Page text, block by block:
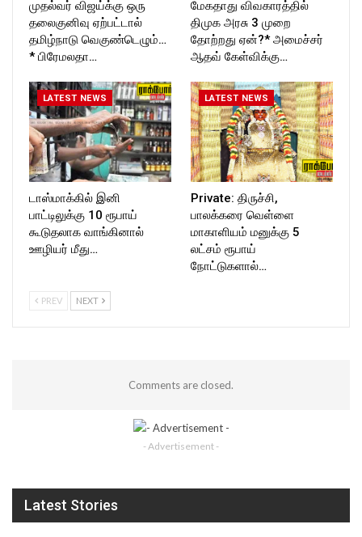
முதல்வர் விஜய்க்கு ஒரு
தலைகுனிவு ஏற்பட்டால்
தமிழ்நாடு வெகுண்டெழும்…
* பிரேமலதா…
மேகதாது விவகாரத்தில்
திமுக அரசு 3 முறை
தோற்றது ஏன்?* அமைச்சர்
ஆதவ் கேள்விக்கு…
LATEST NEWS
டாஸ்மாக்கில் இனி
பாட்டிலுக்கு 10 ரூபாய்
கூடுதலாக வாங்கினால்
ஊழியர் மீது…
LATEST NEWS
Private: திருச்சி,
பாலக்கரை வெள்ளை
மாகாளியம் மனுக்கு 5
லட்சம் ரூபாய்
நோட்டுகளால்…
PREV NEXT
Comments are closed.
- Advertisement -
Latest Stories